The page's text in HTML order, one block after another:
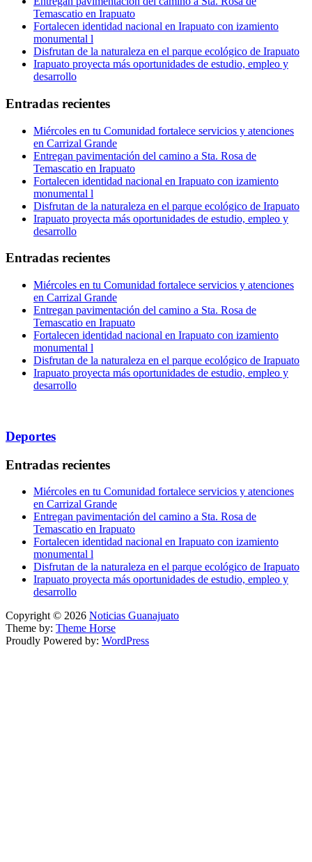
Temascatio en Irapuato
Fortalecen identidad nacional en Irapuato con izamiento
monumental l
Disfrutan de la naturaleza en el parque ecológico de Irapuato
Irapuato proyecta más oportunidades de estudio, empleo y
desarrollo
Entradas recientes
Miércoles en tu Comunidad fortalece servicios y atenciones
en Carrizal Grande
Entregan pavimentación del camino a Sta. Rosa de
Temascatio en Irapuato
Fortalecen identidad nacional en Irapuato con izamiento
monumental l
Disfrutan de la naturaleza en el parque ecológico de Irapuato
Irapuato proyecta más oportunidades de estudio, empleo y
desarrollo
Entradas recientes
Miércoles en tu Comunidad fortalece servicios y atenciones
en Carrizal Grande
Entregan pavimentación del camino a Sta. Rosa de
Temascatio en Irapuato
Fortalecen identidad nacional en Irapuato con izamiento
monumental l
Disfrutan de la naturaleza en el parque ecológico de Irapuato
Irapuato proyecta más oportunidades de estudio, empleo y
desarrollo
Deportes
Entradas recientes
Miércoles en tu Comunidad fortalece servicios y atenciones
en Carrizal Grande
Entregan pavimentación del camino a Sta. Rosa de
Temascatio en Irapuato
Fortalecen identidad nacional en Irapuato con izamiento
monumental l
Disfrutan de la naturaleza en el parque ecológico de Irapuato
Irapuato proyecta más oportunidades de estudio, empleo y
desarrollo
Copyright © 2026 Noticias Guanajuato
Theme by: Theme Horse
Proudly Powered by: WordPress